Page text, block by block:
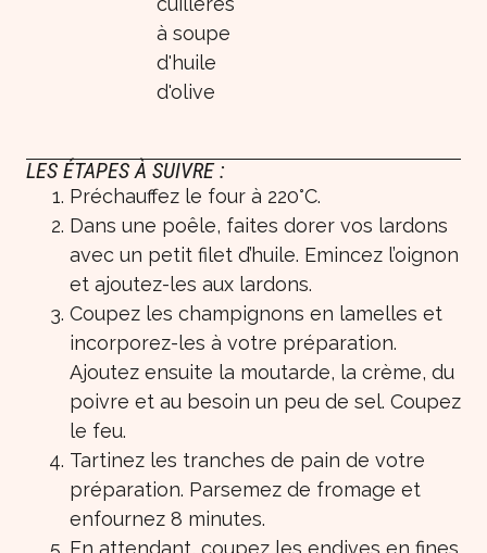
à soupe
d'huile
d'olive
LES ÉTAPES À SUIVRE :
Préchauffez le four à 220°C.
Dans une poêle, faites dorer vos lardons
avec un petit filet d’huile. Emincez l’oignon
et ajoutez-les aux lardons.
Coupez les champignons en lamelles et
incorporez-les à votre préparation.
Ajoutez ensuite la moutarde, la crème, du
poivre et au besoin un peu de sel. Coupez
le feu.
Tartinez les tranches de pain de votre
préparation. Parsemez de fromage et
enfournez 8 minutes.
En attendant, coupez les endives en fines